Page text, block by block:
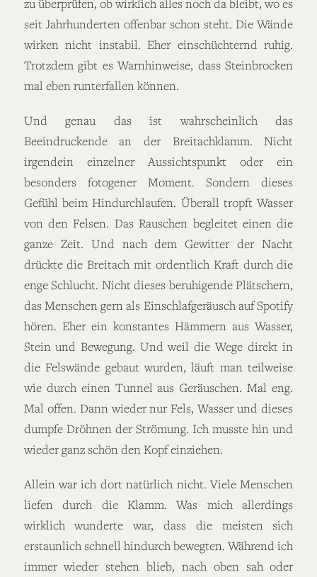
seit Jahrhunderten offenbar schon steht. Die Wände
wirken nicht instabil. Eher einschüchternd ruhig.
Trotzdem gibt es Warnhinweise, dass Steinbrocken
mal eben runterfallen können.
Und genau das ist wahrscheinlich das
Beeindruckende an der Breitachklamm. Nicht
irgendein einzelner Aussichtspunkt oder ein
besonders fotogener Moment. Sondern dieses
Gefühl beim Hindurchlaufen. Überall tropft Wasser
von den Felsen. Das Rauschen begleitet einen die
ganze Zeit. Und nach dem Gewitter der Nacht
drückte die Breitach mit ordentlich Kraft durch die
enge Schlucht. Nicht dieses beruhigende Plätschern,
das Menschen gern als Einschlafgeräusch auf Spotify
hören. Eher ein konstantes Hämmern aus Wasser,
Stein und Bewegung. Und weil die Wege direkt in
die Felswände gebaut wurden, läuft man teilweise
wie durch einen Tunnel aus Geräuschen. Mal eng.
Mal offen. Dann wieder nur Fels, Wasser und dieses
dumpfe Dröhnen der Strömung. Ich musste hin und
wieder ganz schön den Kopf einziehen.
Allein war ich dort natürlich nicht. Viele Menschen
liefen durch die Klamm. Was mich allerdings
wirklich wunderte war, dass die meisten sich
erstaunlich schnell hindurch bewegten. Während ich
immer wieder stehen blieb, nach oben sah oder